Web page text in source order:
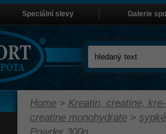
Home > Kreatin, creatine,
creatine monohydrate >
Speciální slevy Galerie